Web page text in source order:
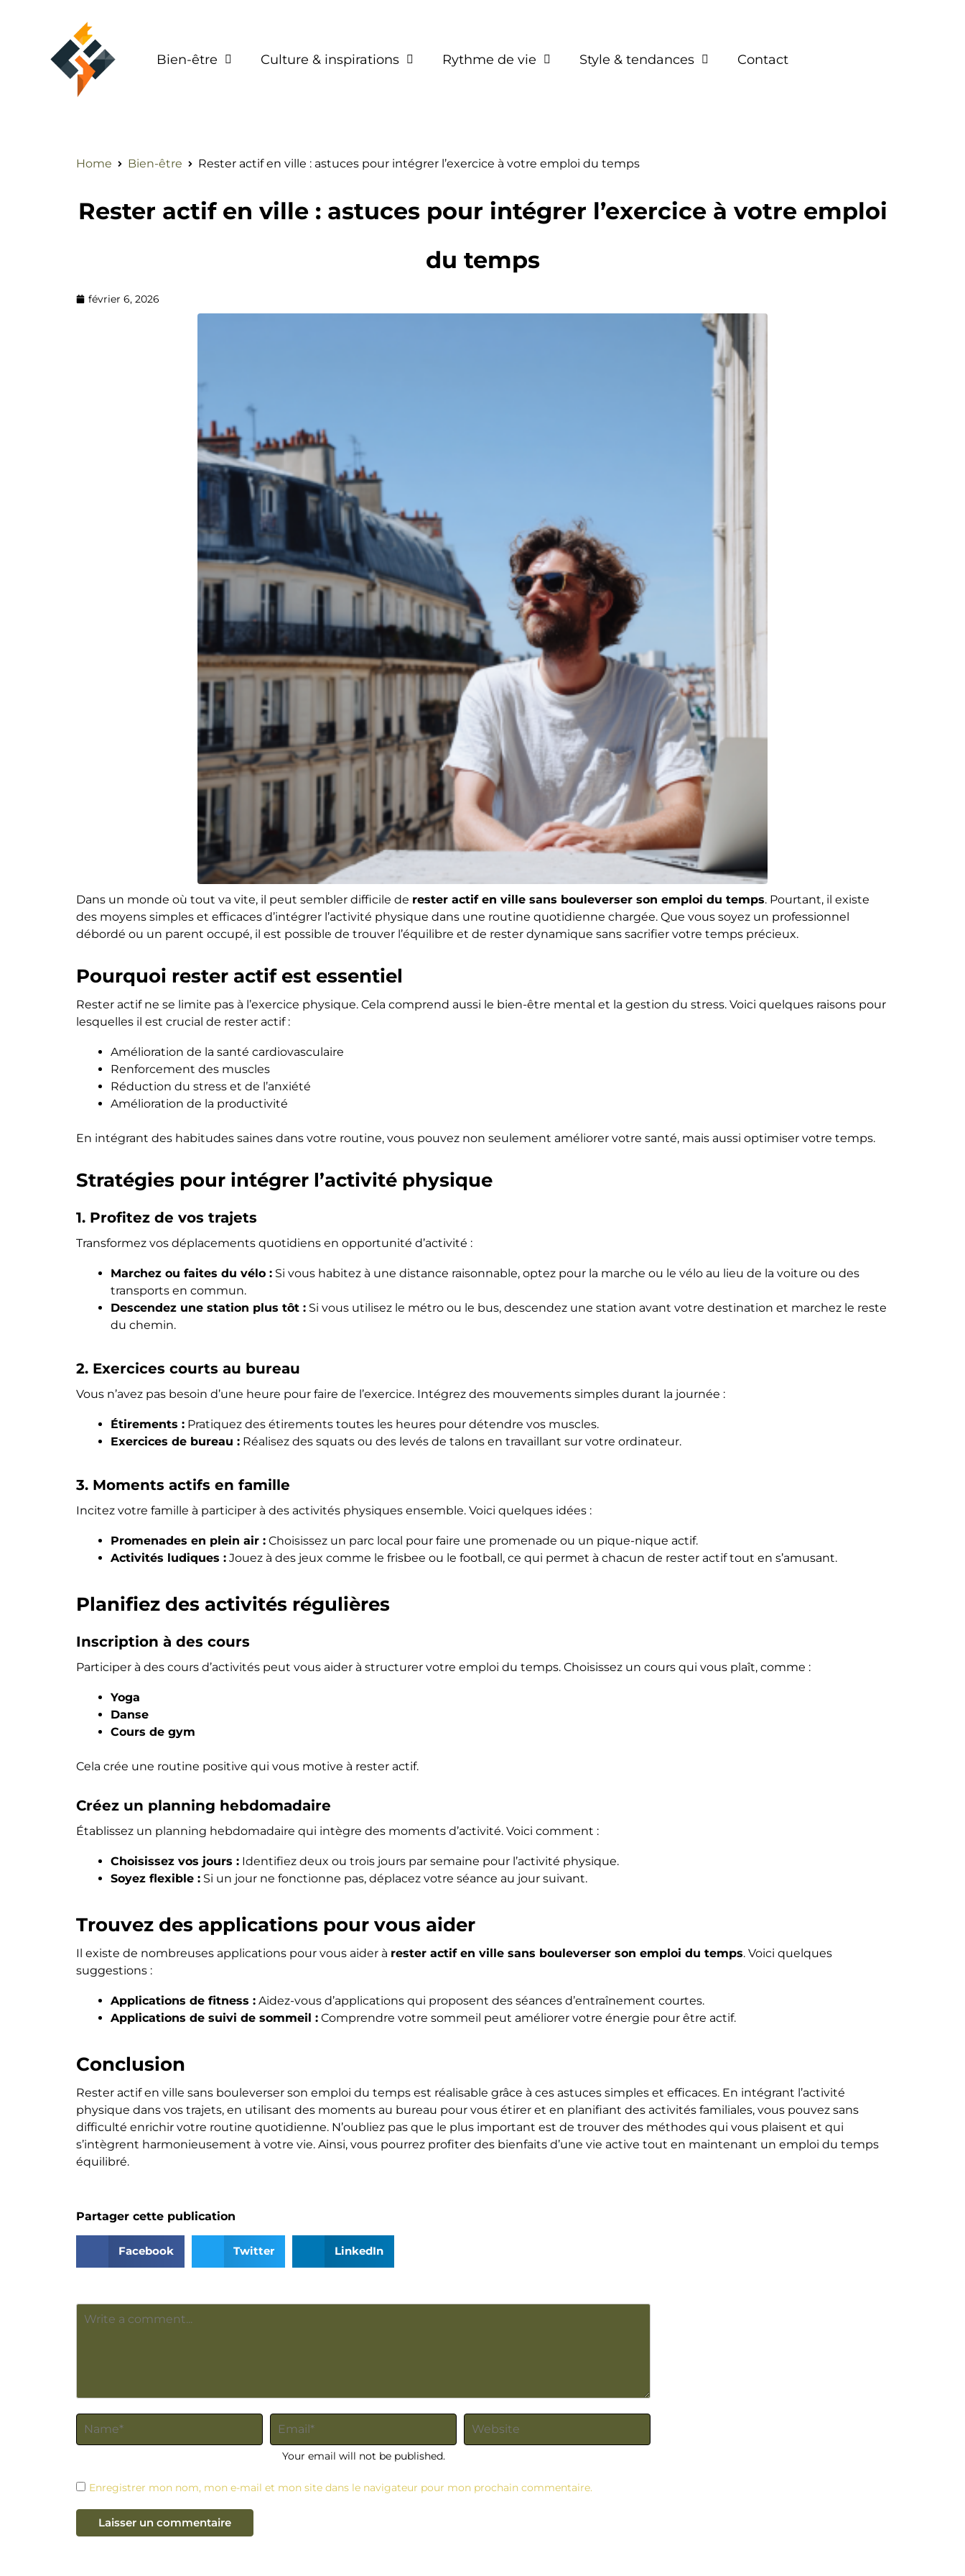
Bien-être Culture & inspirations Rythme de vie Style & tendances Contact
Home Bien-être Rester actif en ville : astuces pour intégrer l’exercice à votre emploi du temps
Rester actif en ville : astuces pour intégrer l’exercice à votre emploi
du temps
février 6, 2026
Dans un monde où tout va vite, il peut sembler difficile de rester actif en ville sans bouleverser son emploi du temps. Pourtant, il existe
des moyens simples et efficaces d’intégrer l’activité physique dans une routine quotidienne chargée. Que vous soyez un professionnel
débordé ou un parent occupé, il est possible de trouver l’équilibre et de rester dynamique sans sacrifier votre temps précieux.
Pourquoi rester actif est essentiel
Rester actif ne se limite pas à l’exercice physique. Cela comprend aussi le bien-être mental et la gestion du stress. Voici quelques raisons pour
lesquelles il est crucial de rester actif :
Amélioration de la santé cardiovasculaire
Renforcement des muscles
Réduction du stress et de l’anxiété
Amélioration de la productivité
En intégrant des habitudes saines dans votre routine, vous pouvez non seulement améliorer votre santé, mais aussi optimiser votre temps.
Stratégies pour intégrer l’activité physique
1. Profitez de vos trajets
Transformez vos déplacements quotidiens en opportunité d’activité :
Marchez ou faites du vélo : Si vous habitez à une distance raisonnable, optez pour la marche ou le vélo au lieu de la voiture ou des
transports en commun.
Descendez une station plus tôt : Si vous utilisez le métro ou le bus, descendez une station avant votre destination et marchez le reste
du chemin.
2. Exercices courts au bureau
Vous n’avez pas besoin d’une heure pour faire de l’exercice. Intégrez des mouvements simples durant la journée :
Étirements : Pratiquez des étirements toutes les heures pour détendre vos muscles.
Exercices de bureau : Réalisez des squats ou des levés de talons en travaillant sur votre ordinateur.
3. Moments actifs en famille
Incitez votre famille à participer à des activités physiques ensemble. Voici quelques idées :
Promenades en plein air : Choisissez un parc local pour faire une promenade ou un pique-nique actif.
Activités ludiques : Jouez à des jeux comme le frisbee ou le football, ce qui permet à chacun de rester actif tout en s’amusant.
Planifiez des activités régulières
Inscription à des cours
Participer à des cours d’activités peut vous aider à structurer votre emploi du temps. Choisissez un cours qui vous plaît, comme :
Yoga
Danse
Cours de gym
Cela crée une routine positive qui vous motive à rester actif.
Créez un planning hebdomadaire
Établissez un planning hebdomadaire qui intègre des moments d’activité. Voici comment :
Choisissez vos jours : Identifiez deux ou trois jours par semaine pour l’activité physique.
Soyez flexible : Si un jour ne fonctionne pas, déplacez votre séance au jour suivant.
Trouvez des applications pour vous aider
Il existe de nombreuses applications pour vous aider à rester actif en ville sans bouleverser son emploi du temps. Voici quelques
suggestions :
Applications de fitness : Aidez-vous d’applications qui proposent des séances d’entraînement courtes.
Applications de suivi de sommeil : Comprendre votre sommeil peut améliorer votre énergie pour être actif.
Conclusion
Rester actif en ville sans bouleverser son emploi du temps est réalisable grâce à ces astuces simples et efficaces. En intégrant l’activité
physique dans vos trajets, en utilisant des moments au bureau pour vous étirer et en planifiant des activités familiales, vous pouvez sans
difficulté enrichir votre routine quotidienne. N’oubliez pas que le plus important est de trouver des méthodes qui vous plaisent et qui
s’intègrent harmonieusement à votre vie. Ainsi, vous pourrez profiter des bienfaits d’une vie active tout en maintenant un emploi du temps
équilibré.
Partager cette publication
Facebook Twitter LinkedIn
Your email will not be published.
Enregistrer mon nom, mon e-mail et mon site dans le navigateur pour mon prochain commentaire.